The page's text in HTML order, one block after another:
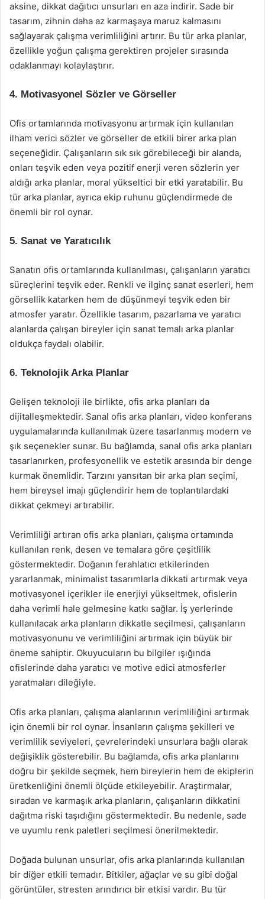
aksine, dikkat dağıtıcı unsurları en aza indirir. Sade bir
tasarım, zihnin daha az karmaşaya maruz kalmasını
sağlayarak çalışma verimliliğini artırır. Bu tür arka planlar,
özellikle yoğun çalışma gerektiren projeler sırasında
odaklanmayı kolaylaştırır.
4. Motivasyonel Sözler ve Görseller
Ofis ortamlarında motivasyonu artırmak için kullanılan
ilham verici sözler ve görseller de etkili birer arka plan
seçeneğidir. Çalışanların sık sık görebileceği bir alanda,
onları teşvik eden veya pozitif enerji veren sözlerin yer
aldığı arka planlar, moral yükseltici bir etki yaratabilir. Bu
tür arka planlar, ayrıca ekip ruhunu güçlendirmede de
önemli bir rol oynar.
5. Sanat ve Yaratıcılık
Sanatın ofis ortamlarında kullanılması, çalışanların yaratıcı
süreçlerini teşvik eder. Renkli ve ilginç sanat eserleri, hem
görsellik katarken hem de düşünmeyi teşvik eden bir
atmosfer yaratır. Özellikle tasarım, pazarlama ve yaratıcı
alanlarda çalışan bireyler için sanat temalı arka planlar
oldukça faydalı olabilir.
6. Teknolojik Arka Planlar
Gelişen teknoloji ile birlikte, ofis arka planları da
dijitalleşmektedir. Sanal ofis arka planları, video konferans
uygulamalarında kullanılmak üzere tasarlanmış modern ve
şık seçenekler sunar. Bu bağlamda, sanal ofis arka planları
tasarlanırken, profesyonellik ve estetik arasında bir denge
kurmak önemlidir. Tarzını yansıtan bir arka plan seçimi,
hem bireysel imajı güçlendirir hem de toplantılardaki
dikkat çekmeyi artırabilir.
Verimliliği artıran ofis arka planları, çalışma ortamında
kullanılan renk, desen ve temalara göre çeşitlilik
göstermektedir. Doğanın ferahlatıcı etkilerinden
yararlanmak, minimalist tasarımlarla dikkati artırmak veya
motivasyonel içerikler ile enerjiyi yükseltmek, ofislerin
daha verimli hale gelmesine katkı sağlar. İş yerlerinde
kullanılacak arka planların dikkatle seçilmesi, çalışanların
motivasyonunu ve verimliliğini artırmak için büyük bir
öneme sahiptir. Okuyucuların bu bilgiler ışığında
ofislerinde daha yaratıcı ve motive edici atmosferler
yaratmaları dileğiyle.
Ofis arka planları, çalışma alanlarının verimliliğini artırmak
için önemli bir rol oynar. İnsanların çalışma şekilleri ve
verimlilik seviyeleri, çevrelerindeki unsurlara bağlı olarak
değişiklik gösterebilir. Bu bağlamda, ofis arka planlarını
doğru bir şekilde seçmek, hem bireylerin hem de ekiplerin
üretkenliğini önemli ölçüde etkileyebilir. Araştırmalar,
sıradan ve karmaşık arka planların, çalışanların dikkatini
dağıtma riski taşıdığını göstermektedir. Bu nedenle, sade
ve uyumlu renk paletleri seçilmesi önerilmektedir.
Doğada bulunan unsurlar, ofis arka planlarında kullanılan
bir diğer etkili temadır. Bitkiler, ağaçlar ve su gibi doğal
görüntüler, stresten arındırıcı bir etkisi vardır. Bu tür